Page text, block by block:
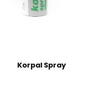
Korpal Spray